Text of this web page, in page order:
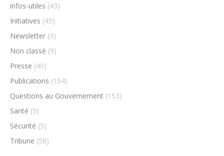
infos-utiles (43)
Initiatives (45)
Newsletter (3)
Non classé (9)
Presse (40)
Publications (154)
Questions au Gouvernement (153)
Santé (5)
Sécurité (5)
Tribune (58)